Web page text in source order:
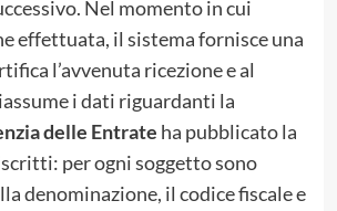
Nel momento in cui
effettuata, il sistema fornisce una
l’avvenuta ricezione e al
i dati riguardanti la
delle Entrate ha pubblicato la
per ogni soggetto sono
denominazione, il codice fiscale e